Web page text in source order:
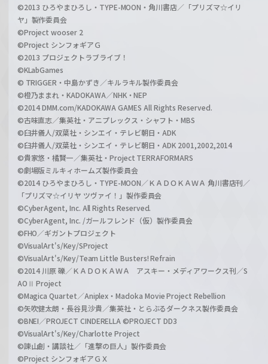
©2013 ひろやまひろし・TYPE-MOON・角川書店／「プリズマ☆イリ
ヤ」製作委員会
©Project wooser 2
©Project シンフォギアＧ
©2013 プロジェクトラブライブ！
©KLabGames
© TRIGGER・中島かずき／キルラキル製作委員会
©橙乃ままれ・KADOKAWA／NHK・NEP
©2014 DMM.com/KADOKAWA GAMES All Rights Reserved.
©古味直志／集英社・アニプレックス・シャフト・MBS
©臼井儀人/双葉社・シンエイ・テレビ朝日・ADK
©臼井儀人/双葉社・シンエイ・テレビ朝日・ADK 2001,2002,2014
©貴家悠・橘賢一／集英社・Project TERRAFORMARS
©劇場版ミルキィホームズ製作委員会
©2014 ひろやまひろし・TYPE-MOON／ＫＡＤＯＫＡＷＡ 角川書店刊／
「プリズマ☆イリヤ ツヴァイ！」製作委員会
©CyberAgent, Inc. All Rights Reserved.
©CyberAgent, Inc. /ガールフレンド（仮）製作委員会
©FHO／ギガントプロジェクト
©VisualArt's/Key/SProject
©VisualArt's/Key/Team Little Busters! Refrain
©2014 川原 礫／ＫＡＤＯＫＡＷＡ アスキー・メディアワークス刊／S
AOⅡ Project
©Magica Quartet／Aniplex・Madoka Movie Project Rebellion
©矢吹健太朗・長谷見沙貴／集英社・とらぶるダークネス製作委員会
©BNEI／PROJECT CINDERELLA ©PROJECT DD3
©VisualArt's/Key/Charlotte Project
©諫山創・講談社／「進撃の巨人」製作委員会
©Project シンフォギアＧＸ